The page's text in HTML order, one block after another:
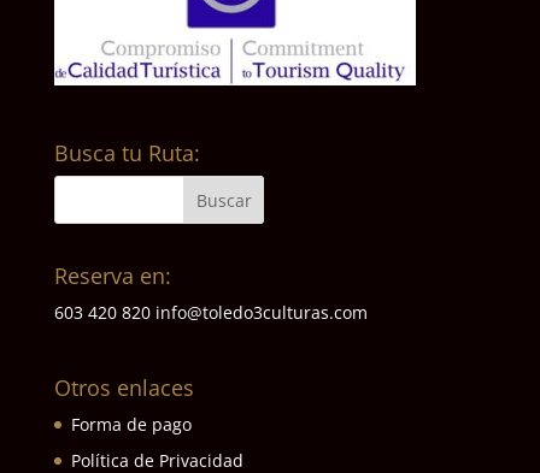
Busca tu Ruta:
Reserva en:
603 420 820 info@toledo3culturas.com
Otros enlaces
Forma de pago
Política de Privacidad